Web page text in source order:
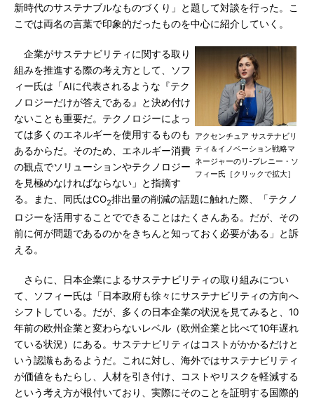
新時代のサステナブルなものづくり」と題して対談を行った。こ
こでは両名の言葉で印象的だったものを中心に紹介していく。
アクセンチュア サステナビリ
ティ＆イノベーション戦略マ
ネージャーのリ-ブレニー・ソ
フィー氏［クリックで拡大］
企業がサステナビリティに関する取り
組みを推進する際の考え方として、ソフ
ィー氏は「AIに代表されるような『テク
ノロジーだけが答えである』と決め付け
ないことも重要だ。テクノロジーによっ
ては多くのエネルギーを使用するものも
あるからだ。そのため、エネルギー消費
の観点でソリューションやテクノロジー
を見極めなければならない」と指摘す
る。また、同氏はCO2排出量の削減の話題に触れた際、「テクノ
ロジーを活用することでできることはたくさんある。だが、その
前に何が問題であるのかをきちんと知っておく必要がある」と訴
える。
さらに、日本企業によるサステナビリティの取り組みについ
て、ソフィー氏は「日本政府も徐々にサステナビリティの方向へ
シフトしている。だが、多くの日本企業の状況を見てみると、10
年前の欧州企業と変わらないレベル（欧州企業と比べて10年遅れ
ている状況）にある。サステナビリティはコストがかかるだけと
いう認識もあるようだ。これに対し、海外ではサステナビリティ
が価値をもたらし、人材を引き付け、コストやリスクを軽減する
という考え方が根付いており、実際にそのことを証明する国際的